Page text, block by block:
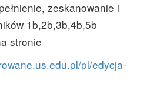
zeskanowanie i
1b,2b,3b,4b,5b
stronie
pl/edycja-